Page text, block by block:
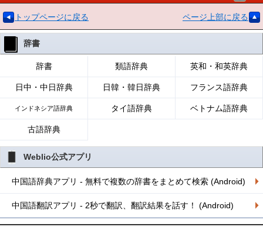
トップページに戻る ページ上部に戻る
辞書
辞書 類語辞典 英和・和英辞典
日中・中日辞典 日韓・韓日辞典 フランス語辞典
インドネシア語辞典 タイ語辞典 ベトナム語辞典
古語辞典
Weblio公式アプリ
中国語辞典アプリ - 無料で複数の辞書をまとめて検索 (Android)
中国語翻訳アプリ - 2秒で翻訳、翻訳結果を話す！ (Android)